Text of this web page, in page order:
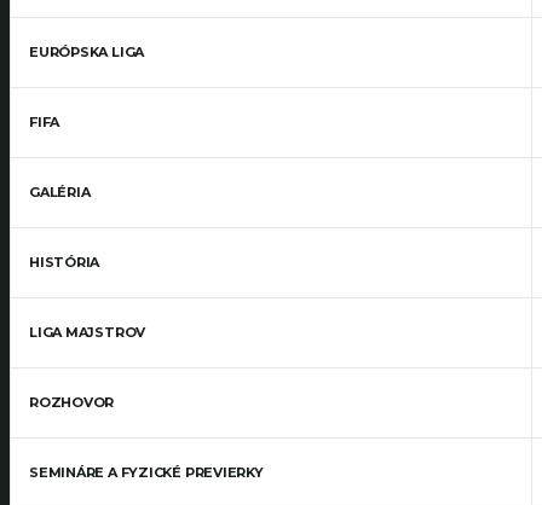
EURÓPSKA LIGA
FIFA
GALÉRIA
HISTÓRIA
LIGA MAJSTROV
ROZHOVOR
SEMINÁRE A FYZICKÉ PREVIERKY